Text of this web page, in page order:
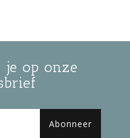
op onze
Abonneer